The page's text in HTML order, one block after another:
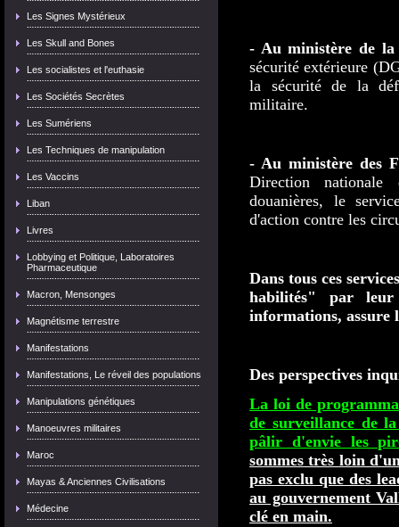
Les Signes Mystérieux
Les Skull and Bones
Les socialistes et l'euthasie
Les Sociétés Secrètes
Les Sumériens
Les Techniques de manipulation
Les Vaccins
Liban
Livres
Lobbying et Politique, Laboratoires
Pharmaceutique
Macron, Mensonges
Magnétisme terrestre
Manifestations
Manifestations, Le réveil des populations
Manipulations génétiques
Manoeuvres militaires
Maroc
Mayas & Anciennes Civilisations
Médecine
- Au ministère de
sécurité extérieure
la sécurité de la
militaire.
- Au ministère des
Direction nationale
douanières, le
d'action contre les
Dans tous ces
habilités" par leur
informations, assure
Des perspectives
La loi de
de surveillance de
pâlir d'envie les
sommes très loin
pas exclu que des
au gouvernement
clé en main.